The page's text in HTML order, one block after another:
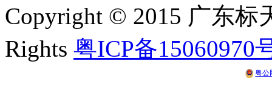
Copyright © 2015 广东
Rights 粤ICP备15060970
粤公